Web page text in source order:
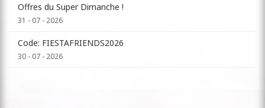
Offres du Super Dimanche !
31 - 07 - 2026
Code: FIESTAFRIENDS2026
30 - 07 - 2026